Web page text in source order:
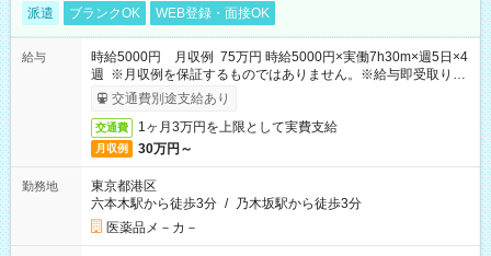
派遣 ブランクOK WEB登録・面接OK
給与
時給5000円 月収例 75万円 時給5000円×実働7h30m×週5日×4
週 ※月収例を保証するものではありません。※給与即受取りサ
ービス利用可（利用条件有）
交通費別途支給あり
交通費 1ヶ月3万円を上限として実費支給
月収例 30万円～
勤務地
東京都港区
六本木駅から徒歩3分 / 乃木坂駅から徒歩3分
医薬品メ－カ－